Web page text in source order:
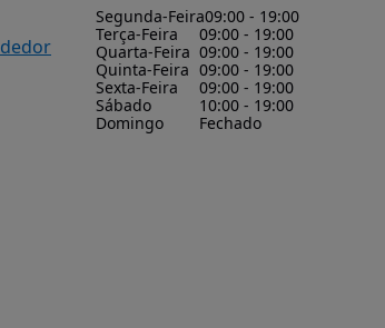
Segunda-Feira09:00 - 19:00
Terça-Feira
09:00 - 19:00
Quarta-Feira 09:00 - 19:00
Quinta-Feira 09:00 - 19:00
Sexta-Feira
09:00 - 19:00
Sábado
10:00 - 19:00
Domingo
Fechado